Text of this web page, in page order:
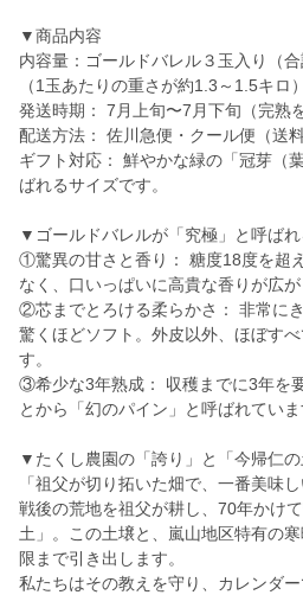
▼商品内容
内容量：ゴールドバレル３玉入り（合
（1玉あたりの重さが約1.3～1.5キロ）
発送時期： 7月上旬〜7月下旬（完熟
配送方法： 佐川急便・クール便（送
ギフト対応： 鮮やかな緑の「冠芽（
ばれるサイズです。
▼ゴールドバレルが「究極」と呼ば
①驚異の甘さと香り： 糖度18度を超
なく、口いっぱいに高貴な香りが広が
②芯までとろける柔らかさ： 非常に
驚くほどソフト。外皮以外、ほぼす
す。
③希少な3年熟成： 収穫までに3年を
とから「幻のパイン」と呼ばれていま
▼たくし農園の「誇り」と「今帰仁の
「祖父が切り拓いた畑で、一番美味し
戦後の荒地を祖父が耕し、70年かけ
土」。この土壌と、嵐山地区特有の
限まで引き出します。
私たちはその教えを守り、カレンダ